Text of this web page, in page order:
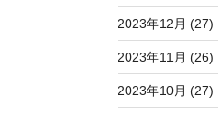
2023年12月 (27)
2023年11月 (26)
2023年10月 (27)